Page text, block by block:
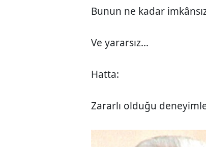
Bunun ne kadar
Ve yararsız...
Hatta:
Zararlı olduğu